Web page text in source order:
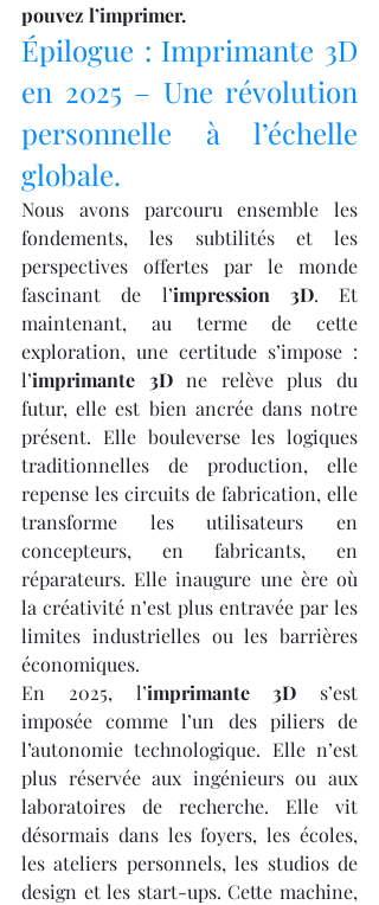
pouvez l’imprimer.
Épilogue : Imprimante 3D
en 2025 – Une révolution
personnelle à l’échelle
globale.
Nous avons parcouru ensemble les
fondements, les subtilités et les
perspectives offertes par le monde
fascinant de l’impression 3D. Et
maintenant, au terme de cette
exploration, une certitude s’impose :
l’imprimante 3D ne relève plus du
futur, elle est bien ancrée dans notre
présent. Elle bouleverse les logiques
traditionnelles de production, elle
repense les circuits de fabrication, elle
transforme les utilisateurs en
concepteurs, en fabricants, en
réparateurs. Elle inaugure une ère où
la créativité n’est plus entravée par les
limites industrielles ou les barrières
économiques.
En 2025, l’imprimante 3D s’est
imposée comme l’un des piliers de
l’autonomie technologique. Elle n’est
plus réservée aux ingénieurs ou aux
laboratoires de recherche. Elle vit
désormais dans les foyers, les écoles,
les ateliers personnels, les studios de
design et les start-ups. Cette machine,